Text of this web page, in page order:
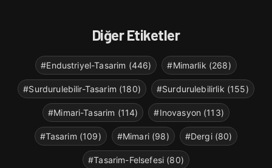
Diğer Etiketler
#Endustriyel-Tasarim (446) #Mimarlik (268)
#Surdurulebilir-Tasarim (180) #Surdurulebilirlik (155)
#Mimari-Tasarim (114) #Inovasyon (113)
#Tasarim (109) #Mimari (98) #Dergi (80)
#Tasarim-Felsefesi (80)